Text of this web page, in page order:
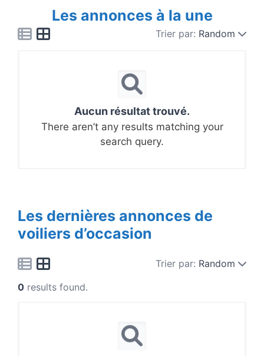
Les annonces à la une
Trier par: Random
Aucun résultat trouvé.
There aren’t any results matching your
search query.
Les dernières annonces de
voiliers d’occasion
Trier par: Random
0 results found.